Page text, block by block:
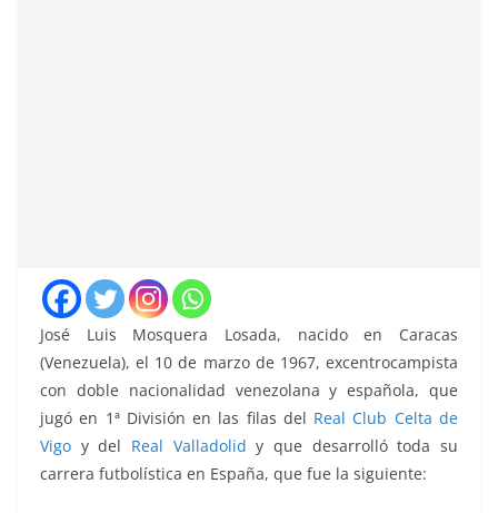
José Luis Mosquera Losada, nacido en Caracas
(Venezuela), el 10 de marzo de 1967, excentrocampista
con doble nacionalidad venezolana y española, que
jugó en 1ª División en las filas del Real Club Celta de
Vigo y del Real Valladolid y que desarrolló toda su
carrera futbolística en España, que fue la siguiente: